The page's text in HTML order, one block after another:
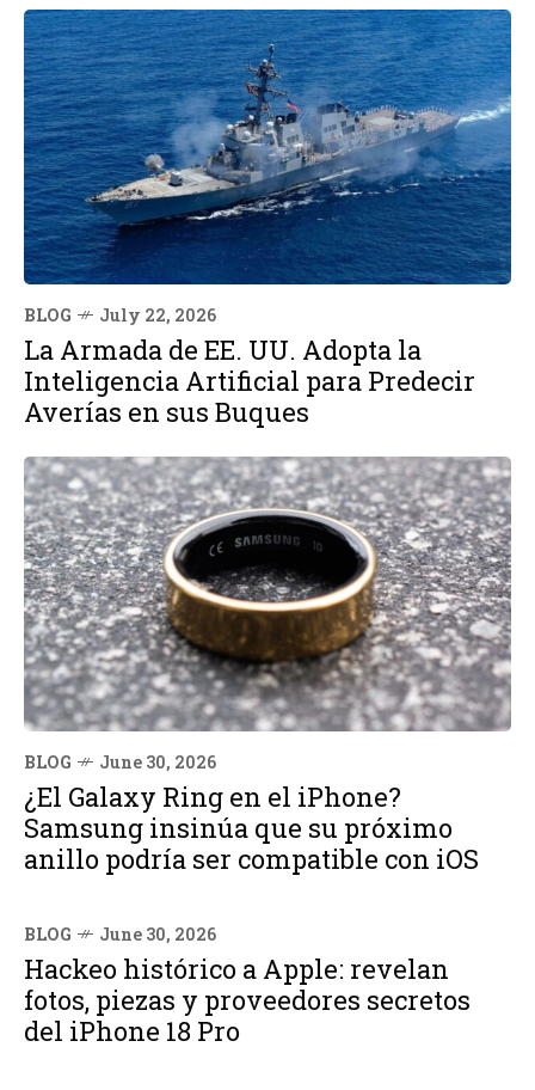
BLOG July 22, 2026
La Armada de EE. UU. Adopta la
Inteligencia Artificial para Predecir
Averías en sus Buques
BLOG June 30, 2026
¿El Galaxy Ring en el iPhone?
Samsung insinúa que su próximo
anillo podría ser compatible con iOS
BLOG June 30, 2026
Hackeo histórico a Apple: revelan
fotos, piezas y proveedores secretos
del iPhone 18 Pro